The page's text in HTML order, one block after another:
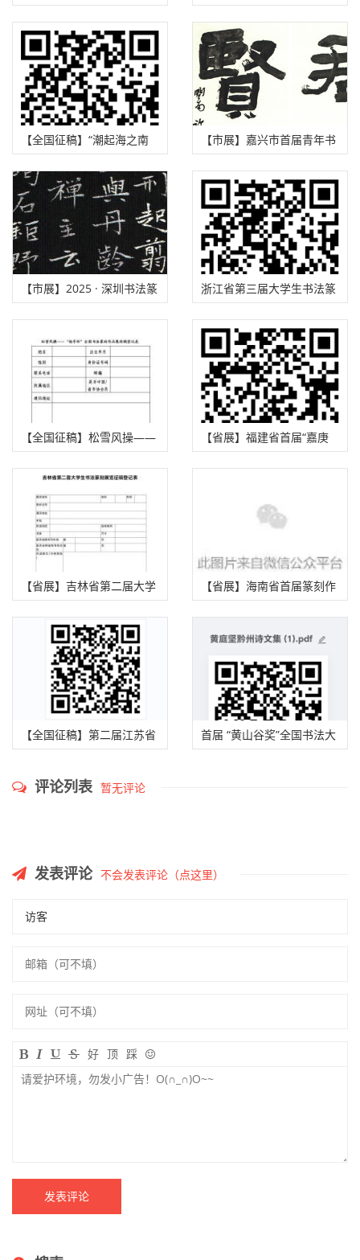
展征稿启事（2025年8月31
日截稿）
启事（2025年9月20日截
稿）
【全国征稿】“潮起海之南
奋楫自贸港”全国书法作品
展览征稿启事（2025年8月
13日截稿）
【市展】嘉兴市首届青年书
法大展征稿启事（2025年 9
月10日截稿）
【市展】2025 · 深圳书法篆
刻年度展征稿启事（2025年
8月15日截稿）
浙江省第三届大学生书法篆
刻大赛征稿启事（2025年9
月25日截稿）
【全国征稿】松雪风操——
杨孚杯全国书法篆刻作品展
征稿启事（2025年9月20日
截稿）
【省展】福建省首届“嘉庚
杯”书法作品展征稿启事
【省展】吉林省第二届大学
生书法篆刻作品展征稿启事
（2025年9月20日截稿）
【省展】海南省首届篆刻作
品展征稿启事（2025年 9月
30日截稿）
【全国征稿】第二届江苏省
稿启事（2025年9月30日截
首届 “黄山谷奖”全国书法大
评论列表 暂无评论
发表评论 不会发表评论（点这里）
好 顶 踩